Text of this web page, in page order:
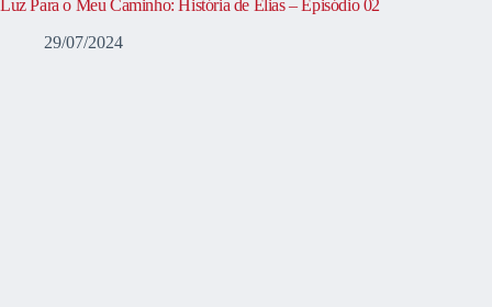
Luz Para o Meu Caminho: História de Elias – Episódio 02
29/07/2024